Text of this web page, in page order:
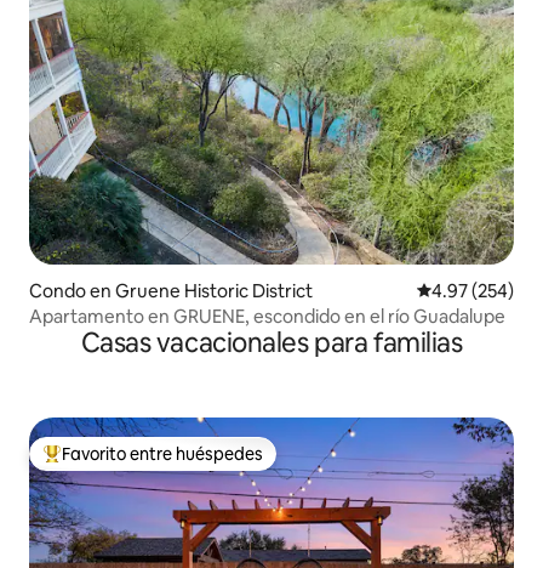
Condo en Gruene Historic District Calificación
4.97 (254)
Apartamento en GRUENE, escondido en el río Guadalupe
Casas vacacionales para familias
Favorito entre huéspedes preferido
Favorito entre huéspedes